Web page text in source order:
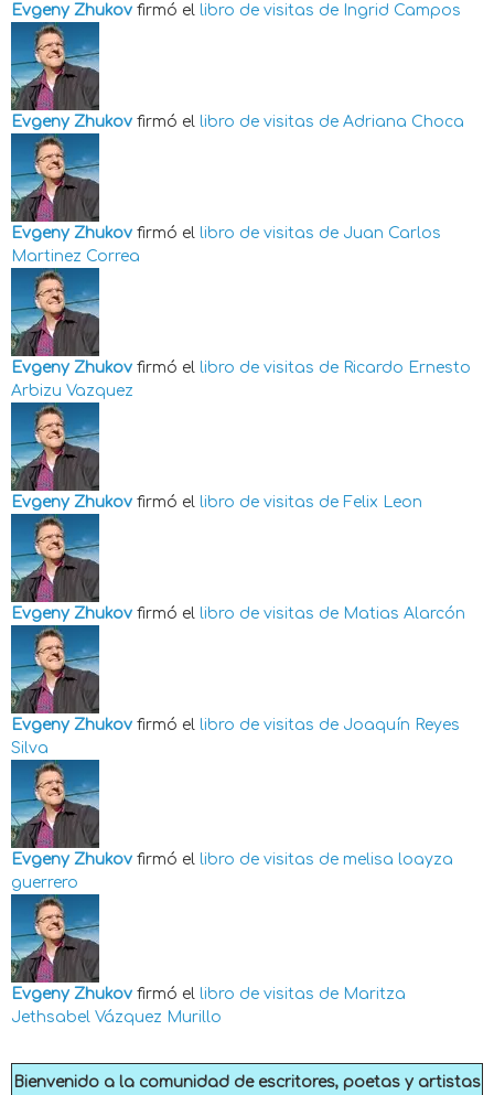
Evgeny Zhukov firmó el libro de visitas de Ingrid Campos
Evgeny Zhukov firmó el libro de visitas de Adriana Choca
Evgeny Zhukov firmó el libro de visitas de Juan Carlos
Martinez Correa
Evgeny Zhukov firmó el libro de visitas de Ricardo Ernesto
Arbizu Vazquez
Evgeny Zhukov firmó el libro de visitas de Felix Leon
Evgeny Zhukov firmó el libro de visitas de Matias Alarcón
Evgeny Zhukov firmó el libro de visitas de Joaquín Reyes
Silva
Evgeny Zhukov firmó el libro de visitas de melisa loayza
guerrero
Evgeny Zhukov firmó el libro de visitas de Maritza
Jethsabel Vázquez Murillo
Bienvenido a la comunidad de escritores, poetas y artistas